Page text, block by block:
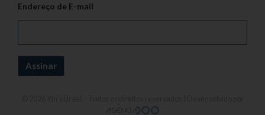
Endereço de E-mail